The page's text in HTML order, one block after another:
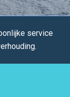
service